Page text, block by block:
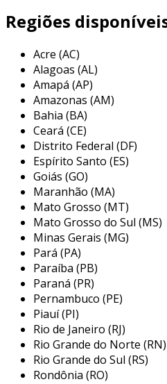
o disco para lixadeira é maior e
sistema mais completo de
para lixar madeira e o disco
dentes ou pastilhas.
tipos de discos
dependendo da utilização do
existem diferentes tipos de
exemplo, o turbo jet, que é um
diamantado para trabalhos de
onde não se vai cortar muito
não precisa de um acabamento
exageradamente bem feito.
a empresa certa para
disco diamantado para
a fábrica de disco pyramid
em todo território nacional e
formas de pagamento. além
pyramid diamantados possui
variedade de discos e serras,
todas as demandas de
Regiões
Acre (AC)
Alagoas (AL)
Amapá (AP)
Amazonas (AM)
Bahia (BA)
Ceará (CE)
Distrito Federal (DF)
Espírito Santo (ES)
Goiás (GO)
Maranhão (MA)
Mato Grosso (MT)
Mato Grosso do Sul (MS)
Minas Gerais (MG)
Pará (PA)
Paraíba (PB)
Paraná (PR)
Pernambuco (PE)
Piauí (PI)
Rio de Janeiro (RJ)
Rio Grande do Norte (RN)
Rio Grande do Sul (RS)
Rondônia (RO)